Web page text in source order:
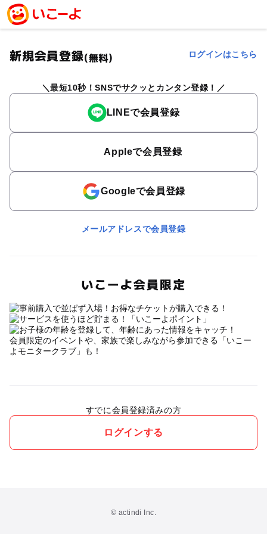
新規会員登録(無料) ログインはこちら
最短10秒！SNSでサクッとカンタン登録！
LINEで会員登録
Appleで会員登録
Googleで会員登録
メールアドレスで会員登録
いこーよ会員限定
会員限定のイベントや、家族で楽しみながら参加できる「いこー
よモニタークラブ」も！
すでに会員登録済みの方
ログインする
© actindi Inc.